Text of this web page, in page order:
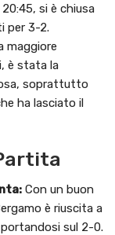
si è chiusa
per 3-2.
maggiore
è stata la
soprattutto
ha lasciato il
Con un buon
è riuscita a
sul 2-0.